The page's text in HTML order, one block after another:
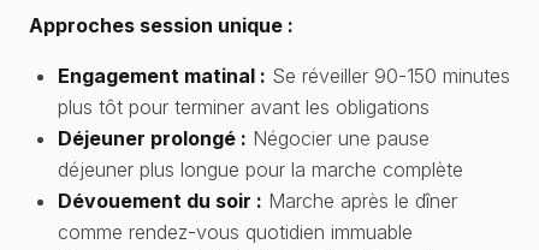
Approches session unique :
Engagement matinal : Se réveiller 90-150 minutes
plus tôt pour terminer avant les obligations
Déjeuner prolongé : Négocier une pause
déjeuner plus longue pour la marche complète
Dévouement du soir : Marche après le dîner
comme rendez-vous quotidien immuable